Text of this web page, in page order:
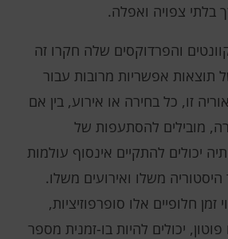
בלתי צפויה ואפלה.
והפרדוקסים שלה חקרו זה
תוצאות אפשריות מרובות עבור
זו, כל בחירה או אירוע, בין אם
מובילים להסתעפות של
יכולים להתקיים אינסוף עולמות
משלו ואירועים משלו.
זמן חלופיים אלו סופרפוזיציות,
יכולים להיות בו-זמנית מספר